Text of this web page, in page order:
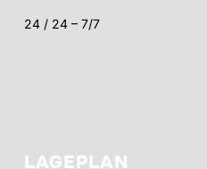
24 / 24 – 7/7
LAGEPLAN